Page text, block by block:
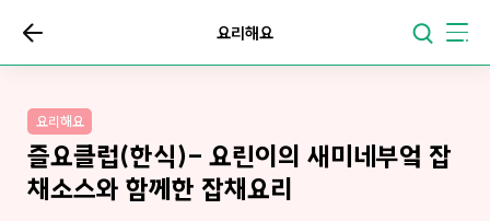
요리해요
요리해요
즐요클럽(한식)- 요린이의 새미네부엌 잡
채소스와 함께한 잡채요리